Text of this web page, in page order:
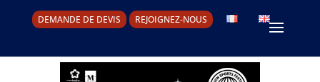
DEMANDE DE DEVIS REJOIGNEZ-NOUS